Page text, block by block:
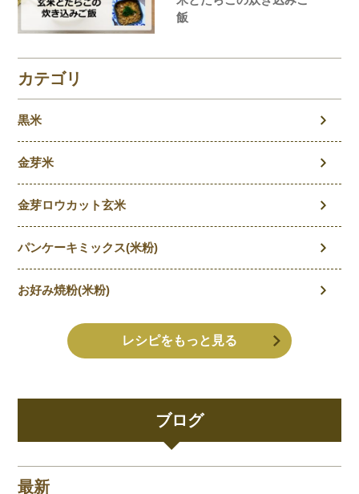
ブログ
最新
飯
カテゴリ
黒米
金芽米
金芽ロウカット玄米
パンケーキミックス(米粉)
お好み焼粉(米粉)
レシピをもっと見る